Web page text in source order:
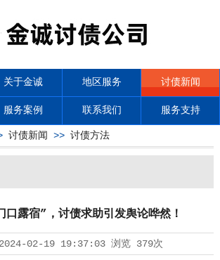
关于金诚 地区服务 讨债新闻
服务案例 联系我们 服务支持
讨债新闻 >> 讨债方法
口露宿”，讨债求助引发舆论哗然！
2024-02-19 19:37:03浏览 379次